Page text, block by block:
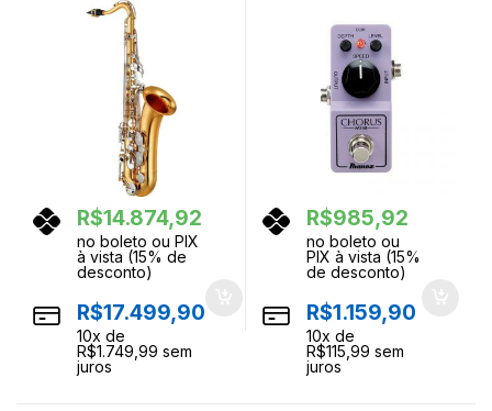
R$14.874,92
no boleto ou PIX
à vista (15% de
desconto)
R$17.499,90
10x de
R$1.749,99 sem
juros
R$985,92
no boleto ou
PIX à vista (15%
de desconto)
R$1.159,90
10x de
R$115,99 sem
juros